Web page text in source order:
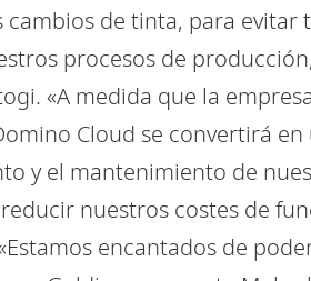
de tinta, para evitar
procesos de
«A medida que la
Cloud se convertirá
y el mantenimiento de
nuestros costes de
encantados de